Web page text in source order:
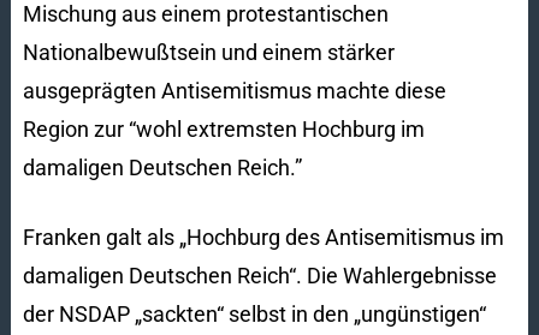
Mischung aus einem protestantischen
Nationalbewußtsein und einem stärker
ausgeprägten Antisemitismus machte diese
Region zur “wohl extremsten Hochburg im
damaligen Deutschen Reich.”
Franken galt als „Hochburg des Antisemitismus im
damaligen Deutschen Reich“. Die Wahlergebnisse
der NSDAP „sackten“ selbst in den „ungünstigen“